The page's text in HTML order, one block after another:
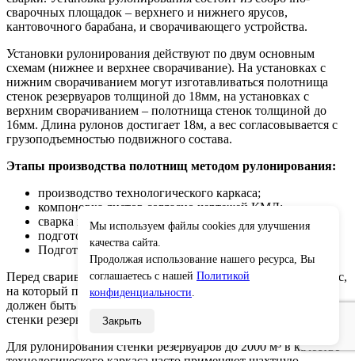
сварочных площадок – верхнего и нижнего ярусов,
кантовочного барабана, и сворачивающего устройства.
Установки рулонирования действуют по двум основным
схемам (нижнее и верхнее сворачивание). На установках с
нижним сворачиванием могут изготавливаться полотнища
стенок резервуаров толщиной до 18мм, на установках с
верхним сворачиванием – полотнища стенок толщиной до
16мм. Длина рулонов достигает 18м, а вес согласовывается с
грузоподъемностью подвижного состава.
Этапы производства полотнищ методом рулонирования:
производство технологического каркаса;
компоновка листов согласно чертежей КМД;
сварка и рулонирование;
подготовка рулонов к транспортировке.
Подготовка технологического каркаса.
Перед свариванием полотнищ готовится специальный каркас,
на который полотнище будет наматываться. Диаметр каркаса
должен быть не менее 2,6 м, а его длина соответствует высоте
стенки резервуара.
Для рулонирования стенки резервуаров до 2000 м³ в качестве
Мы используем файлы cookies для улучшения
качества сайта.
Продолжая использование нашего ресурса, Вы
соглашаетесь с нашей Политикой
конфиденциальности.
Закрыть